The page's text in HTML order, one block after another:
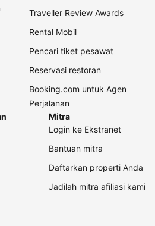
Traveller Review Awards
Rental Mobil
Pencari tiket pesawat
Reservasi restoran
Booking.com untuk Agen
Perjalanan
Mitra
Login ke Ekstranet
Bantuan mitra
Daftarkan properti Anda
Jadilah mitra afiliasi kami